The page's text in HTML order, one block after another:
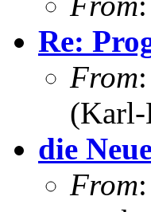
Re:
From
(Karl-
die
From